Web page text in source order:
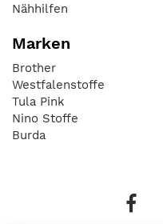
Nähhilfen
Marken
Brother
Westfalenstoffe
Tula Pink
Nino Stoffe
Burda